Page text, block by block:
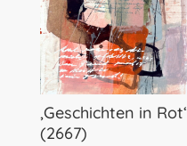
‚Geschichten in Rot‘
(2667)